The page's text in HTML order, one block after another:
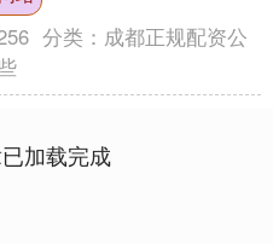
分类： 成都正规配资公
加载完成